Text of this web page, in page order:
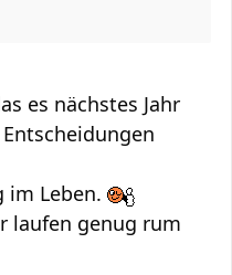
es nächstes Jahr
im Leben.
laufen genug rum